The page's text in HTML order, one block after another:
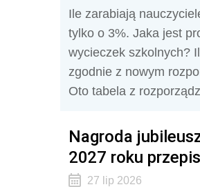
Ile zarabiają
tylko o 3%. Jaka jest
wycieczek szkolnych?
zgodnie z nowym
Oto tabela z
Nagroda
2027 roku
27 lip 2026